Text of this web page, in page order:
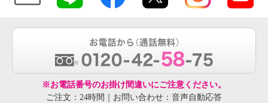
※お電話番号のお掛け間違いにご注意ください。
ご注文：24時間｜お問い合わせ：音声自動応答